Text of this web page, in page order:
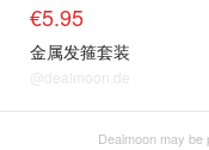
€5.95
金属发箍套装
@dealmoon.de
Dealmoon may be